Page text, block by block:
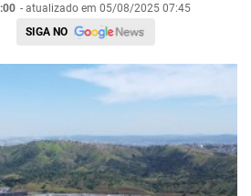
- atualizado em 05/08/2025 07:45
SIGA NO